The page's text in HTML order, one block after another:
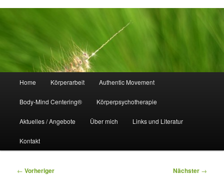
Home Körperarbeit Authentic Movement
Body-Mind Centering® Körperpsychotherapie
Aktuelles / Angebote Über mich Links und Literatur
Kontakt
Beitragsnavigation
← Vorheriger Nächster →